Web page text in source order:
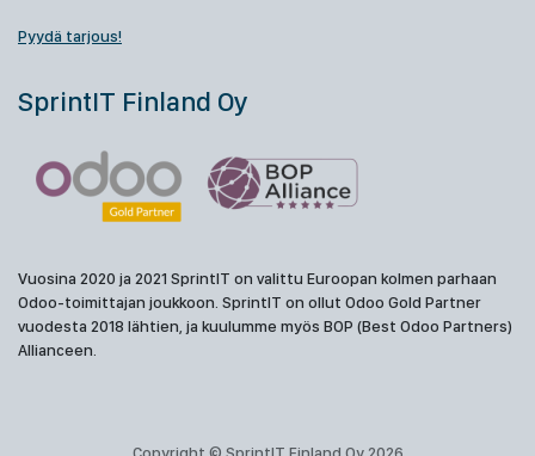
Pyydä tarjous!
SprintIT Finland Oy
Vuosina 2020 ja 2021 SprintIT on valittu Euroopan kolmen parhaan
Odoo-toimittajan joukkoon. SprintIT on ollut Odoo Gold Partner
vuodesta 2018 lähtien, ja kuulumme myös BOP (Best Odoo Partners)
Allianceen.
Copyright © SprintIT Finland Oy 2026